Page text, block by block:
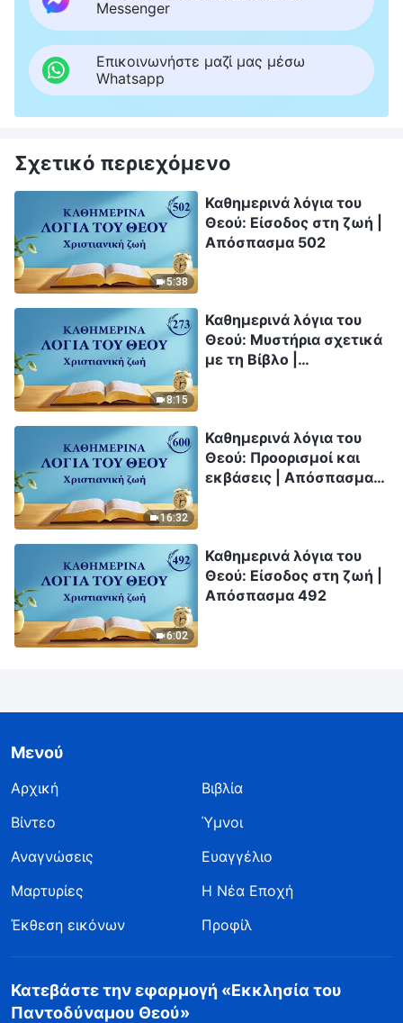
Messenger
Επικοινωνήστε μαζί μας μέσω
Whatsapp
Σχετικό περιεχόμενο
5:38
Καθημερινά λόγια του
Θεού: Είσοδος στη ζωή |
Απόσπασμα 502
8:15
Καθημερινά λόγια του
Θεού: Μυστήρια σχετικά
με τη Βίβλο |
16:32
Καθημερινά λόγια του
Θεού: Προορισμοί και
εκβάσεις | Απόσπασμα
6:02
Καθημερινά λόγια του
Θεού: Είσοδος στη ζωή |
Απόσπασμα 492
Μενού
Αρχική
Βιβλία
Βίντεο
Ύμνοι
Αναγνώσεις
Ευαγγέλιο
Μαρτυρίες
Η Νέα Εποχή
Έκθεση εικόνων
Προφίλ
Κατεβάστε την εφαρμογή «Εκκλησία του
Παντοδύναμου Θεού»